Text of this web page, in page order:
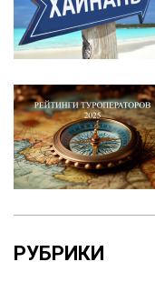
РУБРИКИ